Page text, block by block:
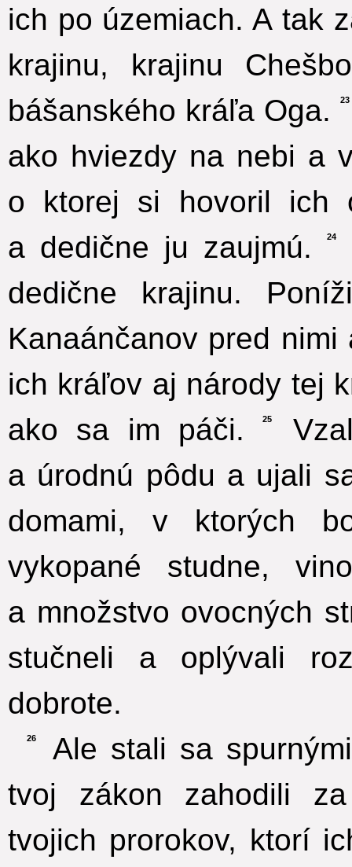
ich po územiach. A tak
krajinu, krajinu
bášanského kráľa Oga.
23
ako hviezdy na nebi a
o ktorej si hovoril ich
a dedične ju zaujmú.
24
dedične krajinu.
Kanaánčanov pred
ich kráľov aj národy tej
ako sa im páči.
25
a úrodnú pôdu a ujali
domami, v ktorých
vykopané studne,
a množstvo ovocných
stučneli a oplývali
dobrote.
26
Ale stali sa
tvoj zákon zahodili
tvojich prorokov, ktorí